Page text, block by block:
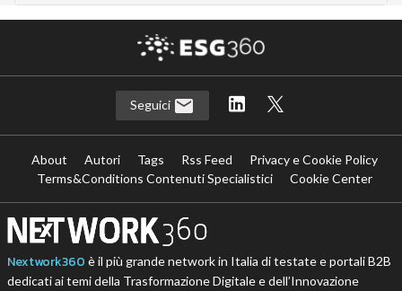
Seguici
About Autori Tags Rss Feed
Privacy e Cookie Policy
Terms&Conditions Contenuti Specialistici
Cookie Center
Nextwork360 è il più grande network in Italia di testate e portali B2B
dedicati ai temi della Trasformazione Digitale e dell’Innovazione